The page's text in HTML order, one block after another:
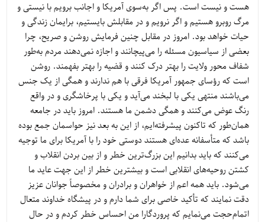
هست و نيست است. پس اگر به‌سوی آمریکا و اجانب برویم با نیستی و
مرگ روبرو هستیم و اگر نرویم و در مقابلش بایستیم، برایمان زندگی و
حیات خواهد بود. امروز در مقابل چنین فرمایش روشن و صریح، چرا
بعضی از سیاسیون مسئله را می‌پیچانند و اجازه نمی‌دهند مردم به‌طور
شفاف محور ولایت را بهتر درک کنند و قضیه را بهتر بفهمند. روشن
است که رؤسای جمهور آمریکا فرقی با هم ندارند و همگی از یک جنس
می‌باشند منتهی یکی با لبخند می‌آید و یکی با پرخاشگری و در واقع
رنگ عوض می‌کنند و همگی دشمن ما هستند. امروز باید در جامعه
همان‌طور که تاکنون پیشرفته‌ایم، از این به بعد نیز حواسمان جمع بوده
باشد که متأسفانه عده‌ای هستند دوستی خود را با آمریکا برای ما توجیه
می‌کنند که باید بدانیم این بزرگ‌ترین خطر و از بین بردن انقلاب و
کشتن روحیه‌های انقلابی است و بیشترین خطر از این جهت عاید ما
می‌شود. باید همه اعم از خواهران و برادران و مخصوصاً جوانان عزیز
دقت نمایند که تأکید خاصی برای شما دارم و در پیشگاه خداوند متعال
اتمام‌حجت می‌نمایم که پروردگارا من احساس خطر کردم و در حال